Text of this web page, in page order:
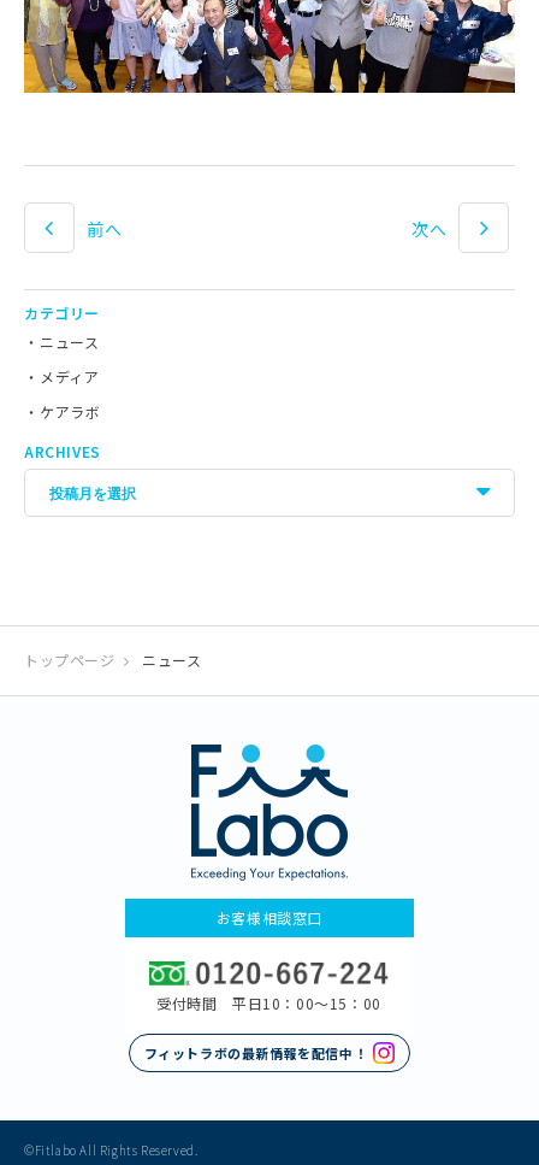
前へ 次へ
カテゴリー
ニュース
メディア
ケアラボ
ARCHIVES
トップページ ニュース
お客様相談窓口
受付時間 平日10：00〜15：00
フィットラボの最新情報を配信中！
©Fitlabo All Rights Reserved.